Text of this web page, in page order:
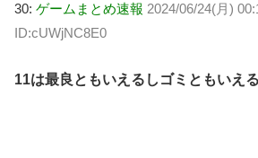
30: ゲームまとめ速報 2024/06/24(月)
ID:cUWjNC8E0
11は最良ともいえるしゴミともいえる